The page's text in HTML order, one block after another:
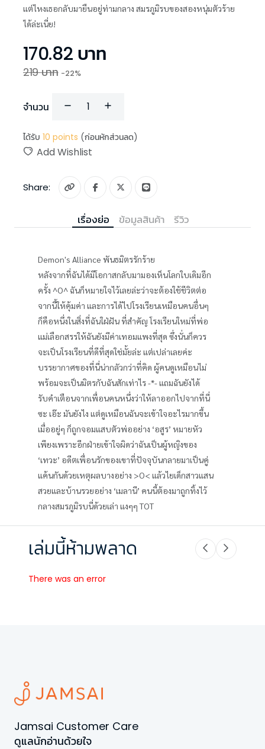
เเต่ไหงเธอกลับมายืนอยู่ท่ามกลาง สมรภูมิรบของสองหนุ่มตัวร้าย
ได้ล่ะเนี่ย!
170.82 บาท
219บาท -22%
จำนวน
ได้รับ 10 points (ก่อนหักส่วนลด)
Add Wishlist
Share:
เรื่องย่อ ข้อมูลสินค้า รีวิว
Demon's Alliance พันธมิตรรักร้าย
หลังจากที่ฉันได้มีโอกาสกลับมามองเห็นโลกใบเดิมอีก
ครั้ง ^O^ ฉันก็หมายใจไว้เลยล่ะว่าจะต้องใช้ชีวิตต่อ
จากนี้ให้คุ้มค่า และการได้ไปโรงเรียนเหมือนคนอื่นๆ
ก็คือหนึ่งในสิ่งที่ฉันใฝ่ฝัน ที่สำคัญ โรงเรียนใหม่ที่พ่อ
แม่เลือกสรรให้ฉันยังมีค่าเทอมแพงที่สุด ซึ่งนั่นก็ควร
จะเป็นโรงเรียนที่ดีที่สุดใช่มั้ยล่ะ แต่เปล่าเลยค่ะ
บรรยากาศของที่นี่น่ากลัวกว่าที่คิด ผู้คนดูเหมือนไม่
พร้อมจะเป็นมิตรกับฉันสักเท่าไร -*- แถมฉันยังได้
รับคำเตือนจากเพื่อนคนหนึ่งว่าให้ลาออกไปจากที่นี่
ซะ เอ๊ะ มันยังไง แต่ดูเหมือนฉันจะเข้าใจอะไรมากขึ้น
เมื่ออยู่ๆ ก็ถูกจอมแสบตัวพ่ออย่าง ‘อสูร’ หมายหัว
เพียงเพราะอีกฝ่ายเข้าใจผิดว่าฉันเป็นผู้หญิงของ
‘เทวะ’ อดีตเพื่อนรักของเขาที่ปัจจุบันกลายมาเป็นคู่
แค้นกันด้วยเหตุผลบางอย่าง >O< แล้วไยเด็กสาวแสน
สวยและบ้านรวยอย่าง ‘เมลานี’ คนนี้ต้องมาถูกทิ้งไว้
กลางสมรภูมิรบนี่ด้วยเล่า แงๆๆ TOT
เล่มนี้ห้ามพลาด
There was an error
Jamsai Customer Care
ดูแลนักอ่านด้วยใจ